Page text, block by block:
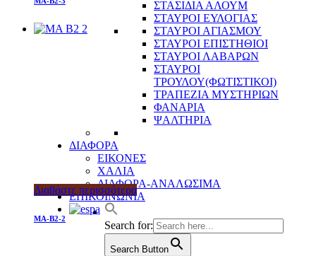
ΣΤΑΣΙΔΙΑ ΑΛΟΥΜ
ΣΤΑΥΡΟΙ ΕΥΛΟΓΙΑΣ
ΣΤΑΥΡΟΙ ΑΓΙΑΣΜΟΥ
ΣΤΑΥΡΟΙ ΕΠΙΣΤΗΘΙΟΙ
ΣΤΑΥΡΟΙ ΛΑΒΑΡΩΝ
ΣΤΑΥΡΟΙ
ΤΡΟΥΛΟΥ(ΦΩΤΙΣΤΙΚΟΙ)
ΤΡΑΠΕΖΙΑ ΜΥΣΤΗΡΙΩΝ
ΦΑΝΑΡΙΑ
ΨΑΛΤΗΡΙΑ
ΔΙΑΦΟΡΑ
ΕΙΚΟΝΕΣ
ΧΑΛΙΑ
ΔΙΑΦΟΡΑ-ΑΝΑΛΩΣΙΜΑ
ΕΠΙΚΟΙΝΩΝΙΑ
Search for:
Search Button
Διαβάστε περισσότερα
MA-B2-2